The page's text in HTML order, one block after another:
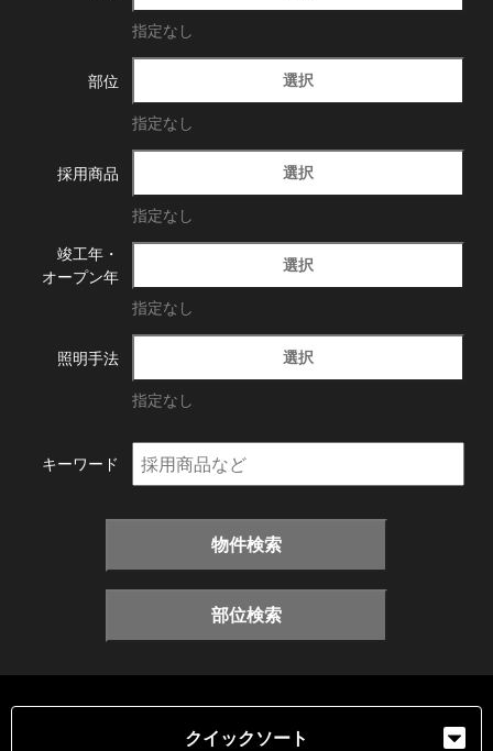
指定なし
部位 選択
指定なし
採用商品 選択
指定なし
竣工年・
オープン年
選択
指定なし
照明手法 選択
指定なし
キーワード
物件検索
部位検索
クイックソート